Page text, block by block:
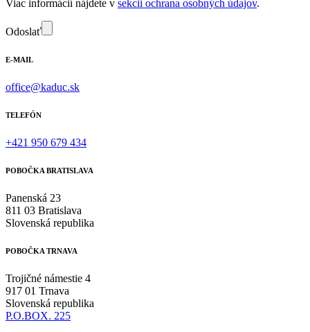
Viac informácií nájdete v sekcii ochrana osobných údajov.
Odoslať
E-MAIL
office@kaduc.sk
TELEFÓN
+421 950 679 434
POBOČKA BRATISLAVA
Panenská 23
811 03 Bratislava
Slovenská republika
POBOČKA TRNAVA
Trojičné námestie 4
917 01 Trnava
Slovenská republika
P.O.BOX. 225